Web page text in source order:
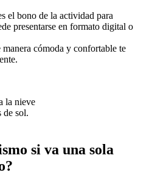
el bono de la actividad para
presentarse en formato digital o
cómoda y confortable te
la nieve
de sol.
si va una sola